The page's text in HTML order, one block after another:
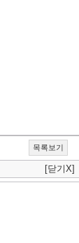
목록보기
[닫기X]